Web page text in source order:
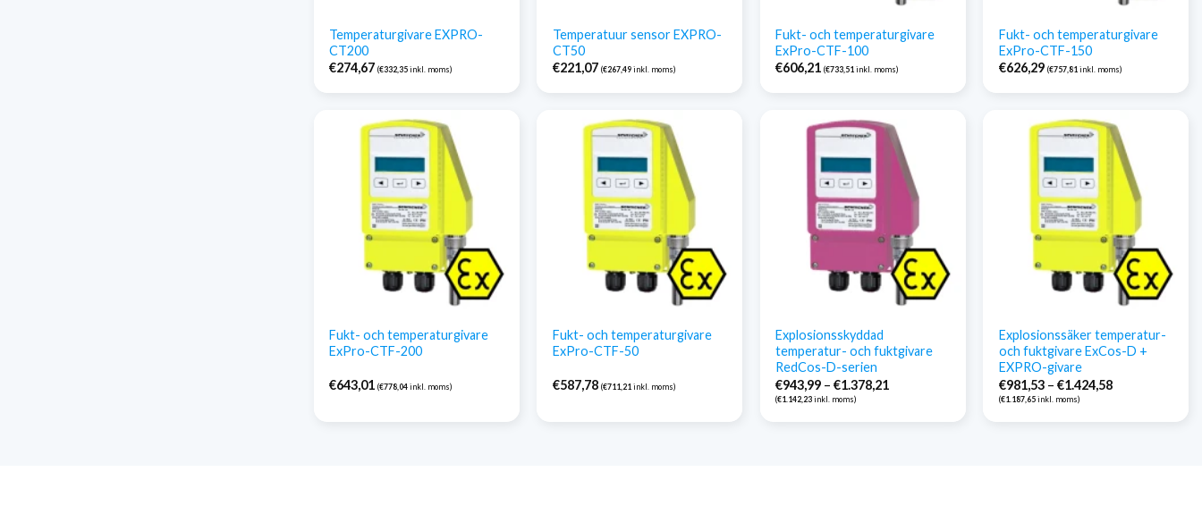
Temperaturgivare EXPRO-
CT200
€274,67 (€332,35inkl. moms)
Temperatuur sensor EXPRO-
CT50
€221,07 (€267,49inkl. moms)
Fukt- och temperaturgivare
ExPro-CTF-100
€606,21 (€733,51inkl. moms)
Fukt- och temperaturgivare
ExPro-CTF-150
€626,29 (€757,81inkl. moms)
Fukt- och temperaturgivare
ExPro-CTF-200
€643,01 (€778,04inkl. moms)
Fukt- och temperaturgivare
ExPro-CTF-50
€587,78 (€711,21 inkl. moms)
Explosionsskyddad
temperatur- och fuktgivare
RedCos-D-serien
€943,99 – €1.378,21
€1.378,21
(€1.142,23inkl. moms)
Explosionssäker temperatur-
och fuktgivare ExCos-D +
EXPRO-givare
€981,53 – €1.424,58Prisintervall:
€1.424,58
(€1.187,65inkl. moms)